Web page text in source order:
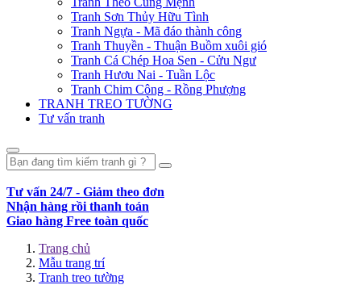
Tranh Sơn Thủy Hữu Tình
Tranh Ngựa - Mã đáo thành công
Tranh Thuyền - Thuận Buồm xuôi gió
Tranh Cá Chép Hoa Sen - Cửu Ngư
Tranh Hươu Nai - Tuần Lộc
Tranh Chim Công - Rồng Phượng
TRANH TREO TƯỜNG
Tư vấn tranh
Tư vấn 24/7 - Giảm theo đơn
Nhận hàng rồi thanh toán
Giao hàng Free toàn quốc
Trang chủ
Mẫu trang trí
Tranh treo tường